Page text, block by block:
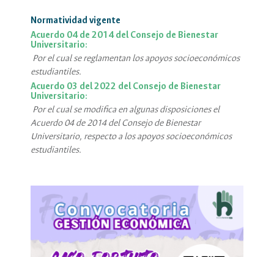
Normatividad vigente
Acuerdo 04 de 2014 del Consejo de Bienestar
Universitario:
Por el cual se reglamentan los apoyos socioeconómicos
estudiantiles.
Acuerdo 03 del 2022 del Consejo de Bienestar
Universitario:
Por el cual se modifica en algunas disposiciones el
Acuerdo 04 de 2014 del Consejo de Bienestar
Universitario, respecto a los apoyos socioeconómicos
estudiantiles.